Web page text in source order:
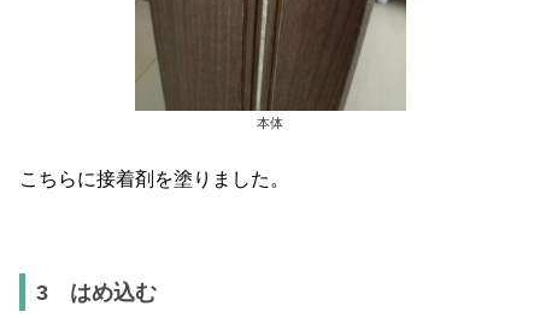
本体
こちらに接着剤を塗りました。
3 はめ込む